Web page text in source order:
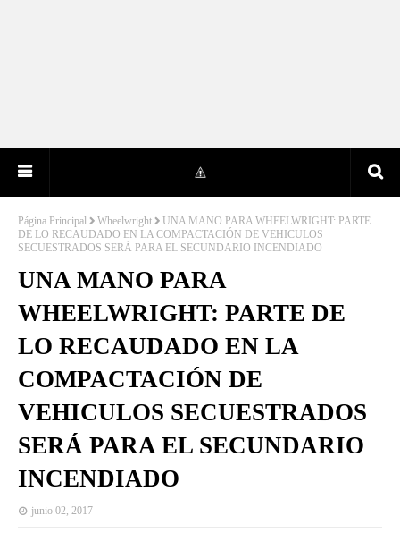
Página Principal Wheelwright
UNA MANO PARA WHEELWRIGHT: PARTE
DE LO RECAUDADO EN LA COMPACTACIÓN DE VEHICULOS
SECUESTRADOS SERÁ PARA EL SECUNDARIO INCENDIADO
UNA MANO PARA
WHEELWRIGHT: PARTE DE
LO RECAUDADO EN LA
COMPACTACIÓN DE
VEHICULOS SECUESTRADOS
SERÁ PARA EL SECUNDARIO
INCENDIADO
junio 02, 2017